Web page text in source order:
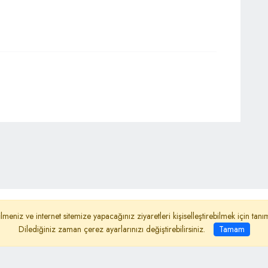
Metni Reklam
Haber Gönder
ve internet sitemize yapacağınız ziyaretleri kişiselleştirebilmek için
Dilediğiniz zaman çerez ayarlarınızı değiştirebilirsiniz.
Tamam